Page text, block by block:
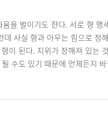
을 벌이기도 한다. 서로 형 행
사실 형과 아우는 힘으로 정
이 된다. 지위가 정해져 있는
수도 있기 때문에 언제든지